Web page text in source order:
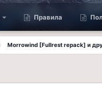
Правила
Morrowind [Fullrest repack] и